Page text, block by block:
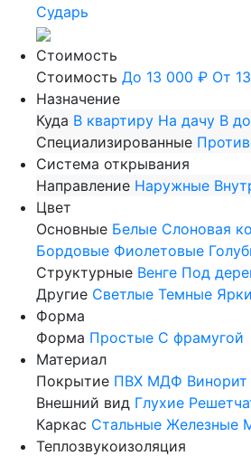
Сударь
Стоимость
Стоимость До 13 000 ₽ От
Назначение
Куда В квартиру На дачу В
Специализированные
Система открывания
Направление Наружные
Цвет
Основные Белые Слоновая
Бордовые Фиолетовые
Структурные Венге Под
Другие Светлые Темные
Форма
Форма Простые С фрамугой
Материал
Покрытие ПВХ МДФ Винорит
Внешний вид Глухие
Каркас Стальные Железные
Теплозвукоизоляция